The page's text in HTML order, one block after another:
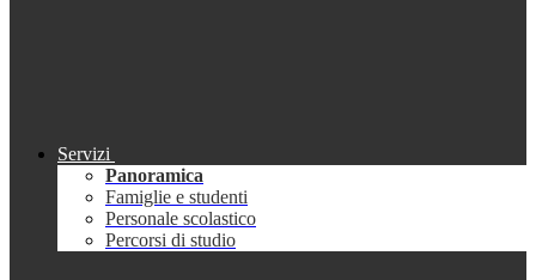
Servizi
Panoramica
Famiglie e studenti
Personale scolastico
Percorsi di studio